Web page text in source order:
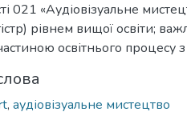
021 «Аудіовізуальне
рівнем вищої освіти;
освітнього процесу з
, аудіовізуальне мистецтво